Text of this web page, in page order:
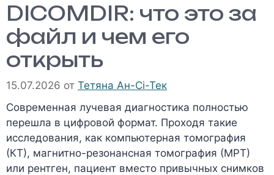
DICOMDIR: что это за
файл и чем его
открыть
15.07.2026 от Тетяна Ан-Сі-Тек
Современная лучевая диагностика полностью
перешла в цифровой формат. Проходя такие
исследования, как компьютерная томография
(КТ), магнитно-резонансная томография (МРТ)
или рентген, пациент вместо привычных снимков